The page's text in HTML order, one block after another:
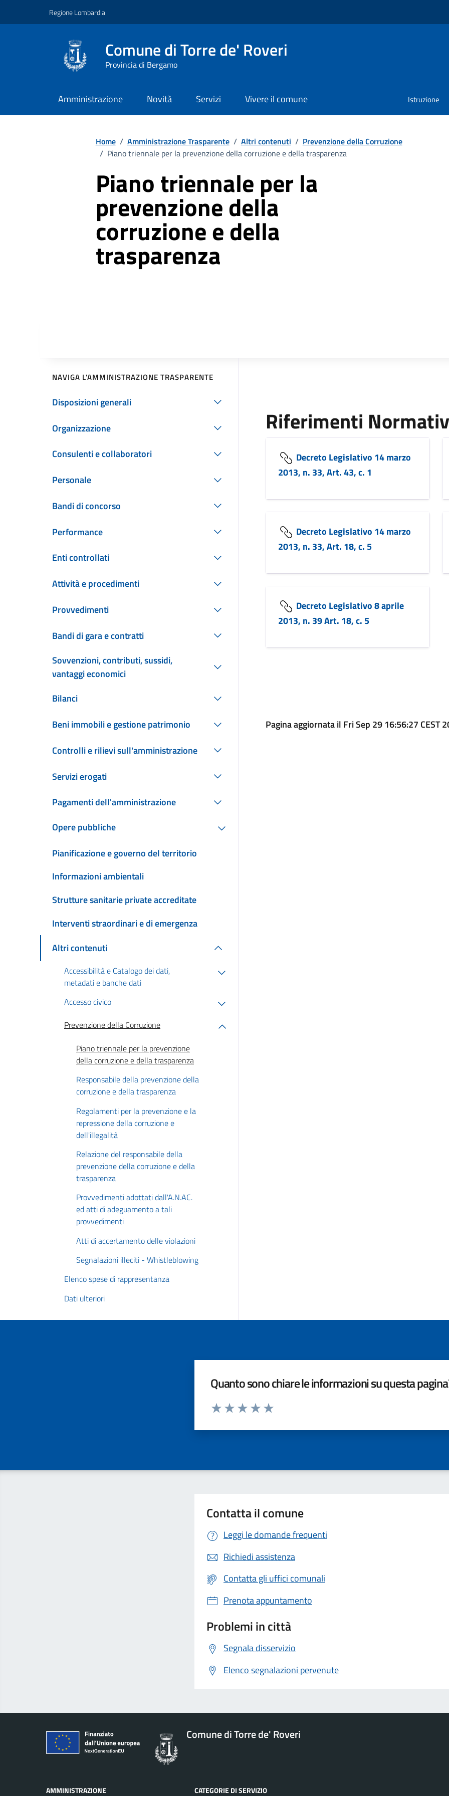
Regione Lombardia
Comune di Torre de' Roveri
Provincia di Bergamo
Amministrazione Novità Servizi Vivere il comune Istruzione
Home / Amministrazione Trasparente / Altri contenuti / Prevenzione della Corruzione
/ Piano triennale per la prevenzione della corruzione e della trasparenza
Piano triennale per la
prevenzione della
corruzione e della
trasparenza
NAVIGA L'AMMINISTRAZIONE TRASPARENTE
Disposizioni generali
Organizzazione
Consulenti e collaboratori
Personale
Bandi di concorso
Performance
Enti controllati
Attività e procedimenti
Provvedimenti
Bandi di gara e contratti
Sovvenzioni, contributi, sussidi,
vantaggi economici
Bilanci
Beni immobili e gestione patrimonio
Controlli e rilievi sull'amministrazione
Servizi erogati
Pagamenti dell'amministrazione
Opere pubbliche
Pianificazione e governo del territorio
Informazioni ambientali
Strutture sanitarie private accreditate
Interventi straordinari e di emergenza
Altri contenuti
Accessibilità e Catalogo dei dati,
metadati e banche dati
Accesso civico
Prevenzione della Corruzione
Piano triennale per la prevenzione
della corruzione e della trasparenza
Responsabile della prevenzione della
corruzione e della trasparenza
Regolamenti per la prevenzione e la
repressione della corruzione e
dell'illegalità
Relazione del responsabile della
prevenzione della corruzione e della
trasparenza
Provvedimenti adottati dall'A.N.AC.
ed atti di adeguamento a tali
provvedimenti
Atti di accertamento delle violazioni
Segnalazioni illeciti - Whistleblowing
Elenco spese di rappresentanza
Dati ulteriori
Riferimenti
Decreto Legislativo 14 marzo
2013, n. 33, Art. 43, c. 1
Decreto Legislativo 14 marzo
2013, n. 33, Art. 18, c. 5
Decreto Legislativo 8 aprile
2013, n. 39 Art. 18, c. 5
Pagina aggiornata il Fri Sep 29 16:56:27 CEST
Quanto sono chiare le informazioni su questa
Valuta da 1 a 5 stelle la pagina
Contatta il comune
Leggi le domande frequenti
Richiedi assistenza
Contatta gli uffici comunali
Prenota appuntamento
Problemi in città
Segnala disservizio
Elenco segnalazioni pervenute
Comune di Torre de' Roveri
AMMINISTRAZIONE CATEGORIE DI SERVIZIO